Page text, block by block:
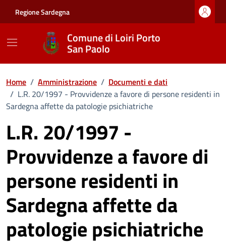
Regione Sardegna
Comune di Loiri Porto
San Paolo
Home / Amministrazione / Documenti e dati
/ L.R. 20/1997 - Provvidenze a favore di persone residenti in
Sardegna affette da patologie psichiatriche
L.R. 20/1997 -
Provvidenze a favore di
persone residenti in
Sardegna affette da
patologie psichiatriche